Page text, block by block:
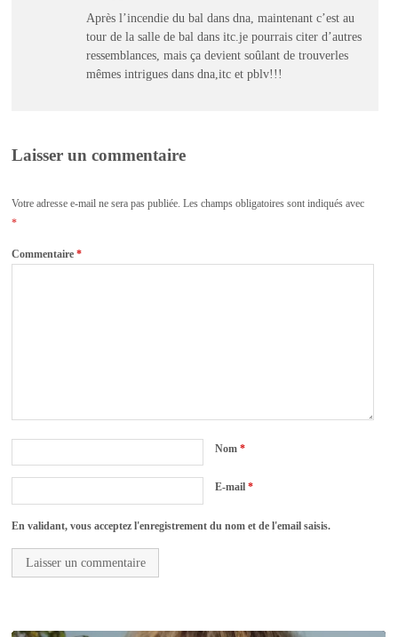
Après l’incendie du bal dans dna, maintenant c’est au
tour de la salle de bal dans itc.je pourrais citer d’autres
ressemblances, mais ça devient soûlant de trouverles
mêmes intrigues dans dna,itc et pblv!!!
Laisser un commentaire
Votre adresse e-mail ne sera pas publiée. Les champs obligatoires sont indiqués avec
*
Commentaire*
Nom*
E-mail*
En validant, vous acceptez l'enregistrement du nom et de l'email saisis.